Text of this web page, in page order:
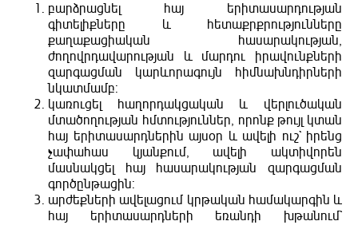
բարձրացնել հայ երիտասարդության
գիտելիքները և հետաքրքրությունները
քաղաքացիական հասարակության,
ժողովրդավարության և մարդու իրավունքների
զարգացման կարևորագույն հիմնախնդիրների
նկատմամբ:
կառուցել հաղորդակցական և վերլուծական
մտածողության հմտություններ, որոնք թույլ կտան
հայ երիտասարդներին այսօր և ավելի ուշ` իրենց
չափահաս կյանքում, ավելի ակտիվորեն
մասնակցել հայ հասարակության զարգացման
գործընթացին:
արժեքների ավելացում կրթական համակարգին և
հայ երիտասարդների եռանդի խթանում`